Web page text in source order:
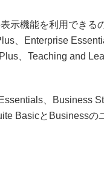
示機能を利用できる
、Enterprise
、Teaching and
、Business
BasicとBusinessの